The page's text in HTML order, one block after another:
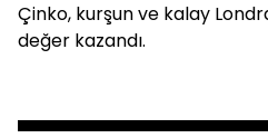
Çinko, kurşun ve kalay
değer kazandı.